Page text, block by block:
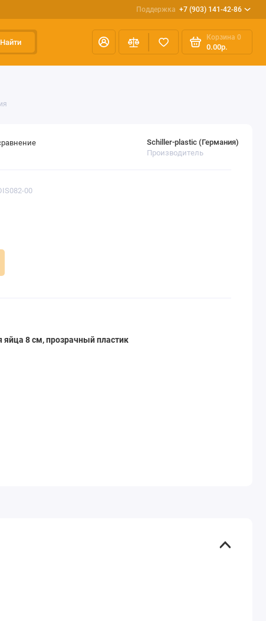
Поддержка +7 (903) 141-42-86
Найти
Корзина 0
0.00р.
00
Schiller-plastic (Германия)
Производитель
яйца 8 см, прозрачный пластик